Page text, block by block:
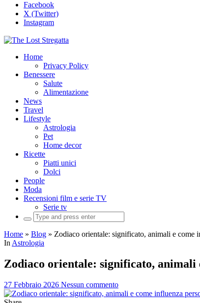
Facebook
X (Twitter)
Instagram
Home
Privacy Policy
Benessere
Salute
Alimentazione
News
Travel
Lifestyle
Astrologia
Pet
Home decor
Ricette
Piatti unici
Dolci
People
Moda
Recensioni film e serie TV
Serie tv
Search
for:
Home » Blog » Zodiaco orientale: significato, animali e come
In Astrologia
Zodiaco orientale: significato,
27 Febbraio 2026 Nessun commento